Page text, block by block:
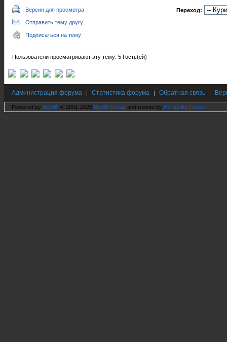
Версия для просмотра
Отправить тему другу
Подписаться на тему
Переход:
Пользователи просматривают эту тему: 5 Гость(ей)
Администрация форума | Статистика форума | Обратная связь |
Powered by MyBB , © 2001-2026 MyBB Group and rewrite by Hi Fidelity Forum